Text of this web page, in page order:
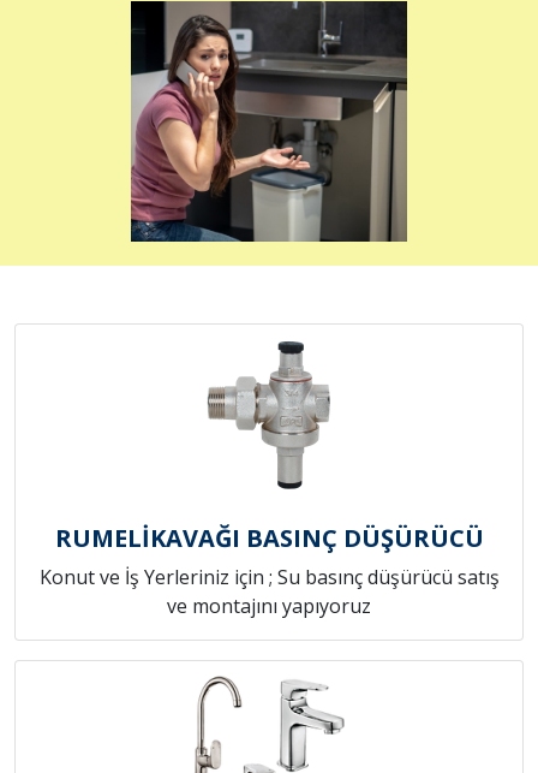
RUMELİKAVAĞI BASINÇ DÜŞÜRÜCÜ
Konut ve İş Yerleriniz için ; Su basınç düşürücü satış
ve montajını yapıyoruz